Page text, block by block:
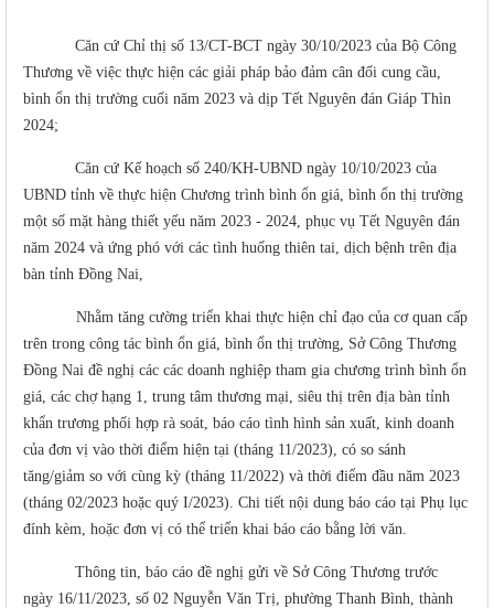
Căn cứ Chỉ thị số 13/CT-BCT ngày 30/10/2023 của Bộ Công
Thương về việc thực hiện các giải pháp bảo đảm cân đối cung cầu,
bình ổn thị trường cuối năm 2023 và dịp Tết Nguyên đán Giáp Thìn
2024;
Căn cứ Kế hoạch số 240/KH-UBND ngày 10/10/2023 của
UBND tỉnh về thực hiện Chương trình bình ổn giá, bình ổn thị trường
một số mặt hàng thiết yếu năm 2023 - 2024, phục vụ Tết Nguyên đán
năm 2024 và ứng phó với các tình huống thiên tai, dịch bệnh trên địa
bàn tỉnh Đồng Nai,
Nhằm tăng cường triển khai thực hiện chỉ đạo của cơ quan cấp
trên trong công tác bình ổn giá, bình ổn thị trường Sở Công Thương
Đồng Nai đề nghị các các doanh nghiệp tham gia chương trình bình ổn
giá, các chợ hạng 1, trung tâm thương mại, siêu thị trên địa bàn tỉnh
khẩn trương phối hợp rà soát, báo cáo tình hình sản xuất, kinh doanh
của đơn vị vào thời điểm hiện tại (tháng 11/2023), có so sánh
tăng/giảm so với cùng kỳ (tháng 11/2022) và thời điểm đầu năm 2023
(tháng 02/2023 hoặc quý I/2023). Chi tiết nội dung báo cáo tại Phụ lục
đính kèm, hoặc đơn vị có thể triển khai báo cáo bằng lời văn.
Thông tin, báo cáo đề nghị gửi về Sở Công Thương trước
ngày 16/11/2023 , số 02 Nguyễn Văn Trị, phường Thanh Bình, thành